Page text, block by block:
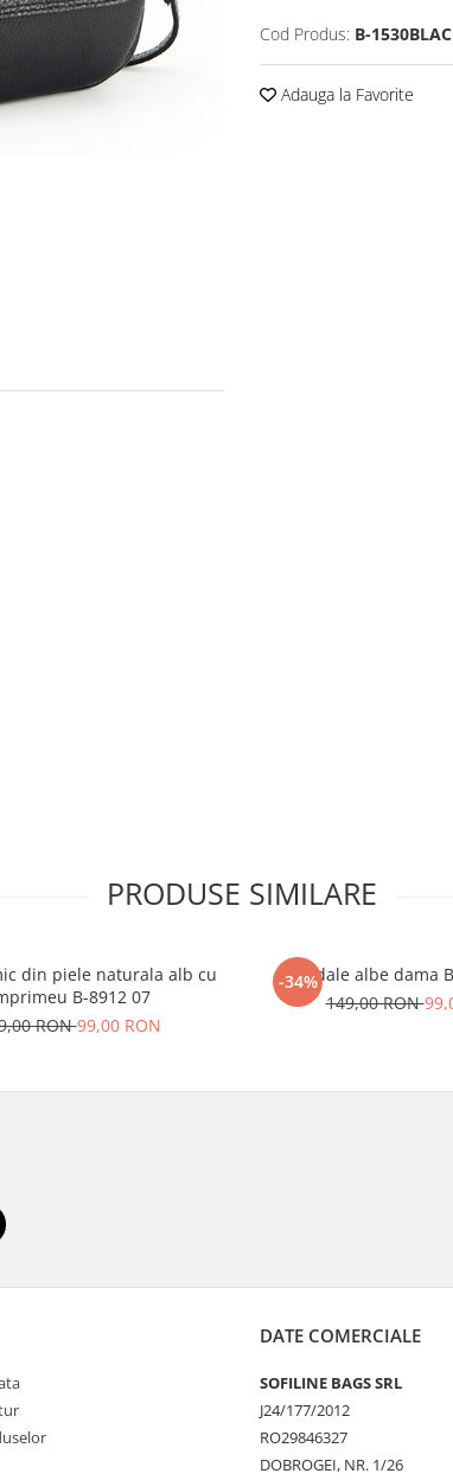
Cod Produs: B-
Adauga la Favorite
PRODUSE SIMILARE
din piele naturala alb cu
B-8912 07
RON99,00 RON
-34%
Sandale albe dama
149,00 RON
DATE COMERCIALE
SOFILINE BAGS SRL
J24/177/2012
RO29846327
DOBROGEI, NR. 1/26